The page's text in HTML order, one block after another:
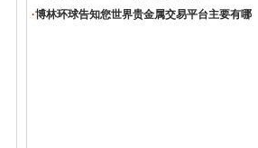
·博林环球告知您世界贵金属交易平台主要有哪